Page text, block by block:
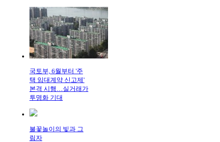
국토부, 6월부터 '주
택 임대계약 신고제'
본격 시행…실거래가
투명화 기대
불꽃놀이의 빛과 그
림자